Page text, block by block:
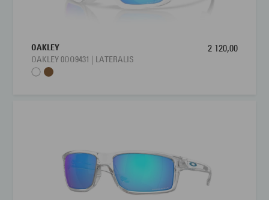
OAKLEY
OAKLEY 0OO9431 | LATERALIS
2 120,00